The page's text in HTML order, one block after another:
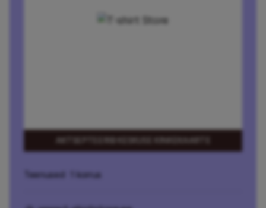
Teenused · 1 korrus